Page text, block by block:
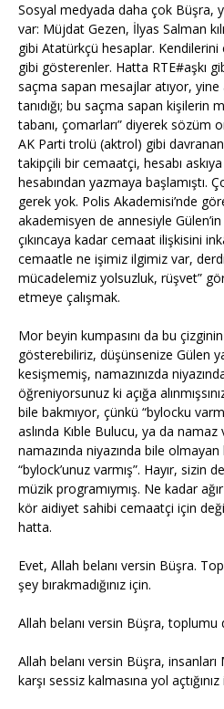
Sosyal medyada daha çok Büşra,
var: Müjdat Gezen, İlyas Salman
gibi Atatürkçü hesaplar.
gibi gösterenler. Hatta RTE#aşkı
saçma sapan mesajlar atıyor, yine
tanıdığı; bu saçma sapan kişilerin
tabanı, çomarları” diyerek sözüm
AK Parti trolü (aktrol) gibi
takipçili bir cemaatçi, hesabı
hesabından yazmaya başlamıştı.
gerek yok. Polis Akademisi’nde
akademisyen de annesiyle
çıkıncaya kadar cemaat ilişkisini
cemaatle ne işimiz ilgimiz var,
mücadelemiz yolsuzluk, rüşvet”
etmeye çalışmak.
Mor beyin kumpasını da bu
gösterebiliriz, düşünsenize Gülen
kesişmemiş, namazınızda
öğreniyorsunuz ki açığa
bile bakmıyor, çünkü “bylocku
aslında Kıble Bulucu, ya da
namazında niyazında bile
“bylock’unuz varmış”. Hayır, sizin
müzik programıymış. Ne kadar
kör aidiyet sahibi cemaatçi için
hatta.
Evet, Allah belanı versin Büşra.
şey bırakmadığınız için.
Allah belanı versin Büşra, toplumu
Allah belanı versin Büşra,
karşı sessiz kalmasına yol açtığınız